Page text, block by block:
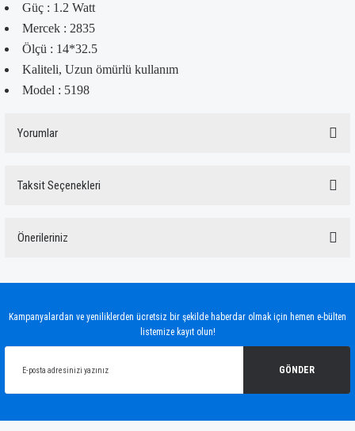
Güç : 1.2 Watt
Mercek : 2835
Ölçü : 14*32.5
Kaliteli, Uzun ömürlü kullanım
Model : 5198
Yorumlar
Taksit Seçenekleri
Önerileriniz
Ürün açıklamasında eksik bilgiler bulunuyor.
Kampanyalardan ve yeniliklerden ücretsiz bir şekilde haberdar olmak için hemen e-bülten
listemize kayıt olun!
GÖNDER